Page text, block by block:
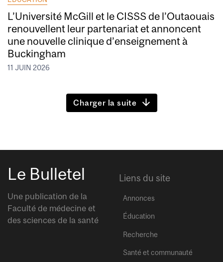
L’Université McGill et le CISSS de l’Outaouais
renouvellent leur partenariat et annoncent
une nouvelle clinique d’enseignement à
Buckingham
11 JUIN 2026
Charger la suite
Le Bulletel
Une publication de la
Faculté de médecine et
des sciences de la santé
Liens du site
Annonces
Éducation
Recherche
Santé et communauté